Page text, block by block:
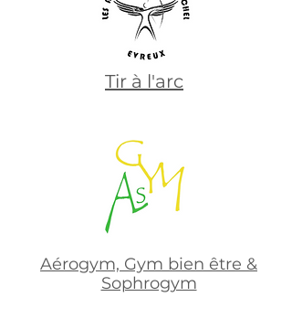
Tir à l'arc
Aérogym, Gym bien être &
Sophrogym